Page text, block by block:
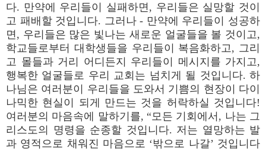
다. 만약에 우리들이 실패하면, 우리들은 실망할 것이
고 패배할 것입니다. 그러나 - 만약에 우리들이 성공하
면, 우리들은 많은 빛나는 새로운 얼굴들을 볼 것이고,
학교들로부터 대학생들을 우리들이 복음화하고, 그리
고 몰들과 거리 어디든지 우리들이 메시지를 가지고,
행복한 얼굴들로 우리 교회는 넘치게 될 것입니다. 하
나님은 여러분이 우리들을 도와서 기쁨의 현장이 다이
나믹한 현실이 되게 만드는 것을 허락하실 것입니다!
여러분의 마음속에 말하기를, “모든 기회에서, 나는 그
리스도의 명령을 순종할 것입니다. 저는 열망하는 발
과 영적으로 채워진 마음으로 ‘밖으로 나갈’ 것입니다